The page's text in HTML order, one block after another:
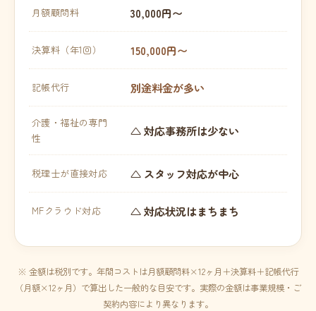
月額顧問料 30,000円〜
決算料（年1回） 150,000円〜
記帳代行 別途料金が多い
介護・福祉の専門
性
△ 対応事務所は少ない
税理士が直接対応 △ スタッフ対応が中心
MFクラウド対応 △ 対応状況はまちまち
※ 金額は税別です。年間コストは月額顧問料×12ヶ月＋決算料＋記帳代行
（月額×12ヶ月）で算出した一般的な目安です。実際の金額は事業規模・ご
契約内容により異なります。